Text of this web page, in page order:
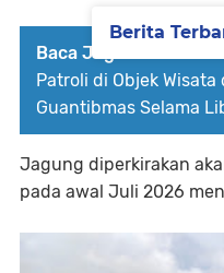
Baca Juga :
Patroli di Objek Wisata
Guantibmas Selama
Jagung diperkirakan
pada awal Juli 2026
Berita